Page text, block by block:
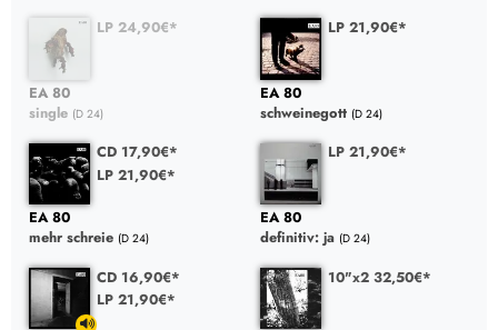
LP 24,90€*
EA 80
single (D 24)
LP 21,90€*
EA 80
schweinegott (D 24)
CD 17,90€*
LP 21,90€*
EA 80
mehr schreie (D 24)
LP 21,90€*
EA 80
definitiv: ja (D 24)
CD 16,90€*
LP 21,90€*
10"x2 32,50€*